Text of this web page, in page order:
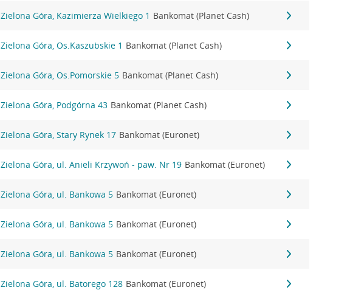
Zielona Góra, Kazimierza Wielkiego 1 Bankomat (Planet Cash)
Zielona Góra, Os.Kaszubskie 1 Bankomat (Planet Cash)
Zielona Góra, Os.Pomorskie 5 Bankomat (Planet Cash)
Zielona Góra, Podgórna 43 Bankomat (Planet Cash)
Zielona Góra, Stary Rynek 17 Bankomat (Euronet)
Zielona Góra, ul. Anieli Krzywoń - paw. Nr 19 Bankomat (Euronet)
Zielona Góra, ul. Bankowa 5 Bankomat (Euronet)
Zielona Góra, ul. Bankowa 5 Bankomat (Euronet)
Zielona Góra, ul. Bankowa 5 Bankomat (Euronet)
Zielona Góra, ul. Batorego 128 Bankomat (Euronet)